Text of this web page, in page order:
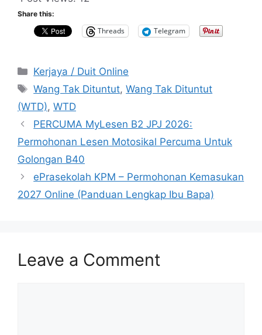
Share this:
Threads Telegram
Categories
Kerjaya / Duit Online
Tags
Wang Tak Dituntut,Wang Tak Dituntut
(WTD), WTD
PERCUMA MyLesen B2 JPJ 2026:
Permohonan Lesen Motosikal Percuma Untuk
Golongan B40
ePrasekolah KPM – Permohonan Kemasukan
2027 Online (Panduan Lengkap Ibu Bapa)
Leave a Comment